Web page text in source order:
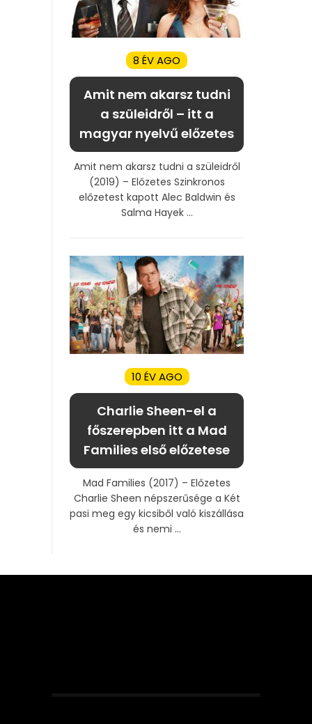
8 ÉV AGO
Amit nem akarsz tudni
a szüleidről – itt a
magyar nyelvű előzetes
Amit nem akarsz tudni a szüleidről
(2019) – Előzetes Szinkronos
előzetest kapott Alec Baldwin és
Salma Hayek ...
10 ÉV AGO
Charlie Sheen-el a
főszerepben itt a Mad
Families első előzetese
Mad Families (2017) – Előzetes
Charlie Sheen népszerűsége a Két
pasi meg egy kicsiből való kiszállása
és nemi ...